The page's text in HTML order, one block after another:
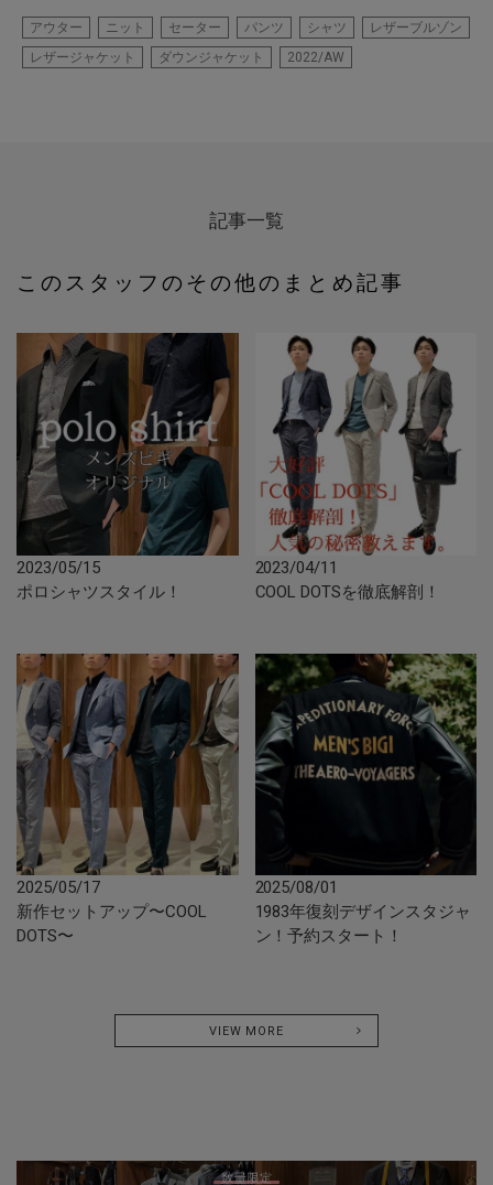
アウター ニット セーター パンツ シャツ
レザーブルゾン
レザージャケット
ダウンジャケット 2022/AW
記事一覧
このスタッフのその他のまとめ記事
2023/05/15
ポロシャツスタイル！
2023/04/11
COOL DOTSを徹底解剖！
2025/05/17
新作セットアップ〜COOL
DOTS〜
2025/08/01
1983年復刻デザインスタジャ
ン！予約スタート！
VIEW MORE